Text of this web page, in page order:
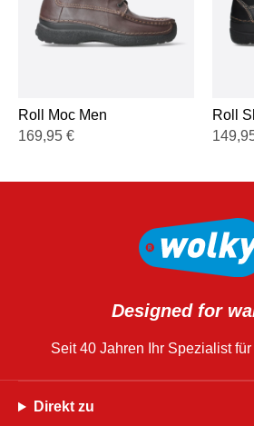
Roll Moc Men
169,95 €
Roll
Designed for
Seit 40 Jahren Ihr Spezialist
Direkt zu